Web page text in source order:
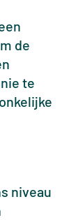
de
te
niveau